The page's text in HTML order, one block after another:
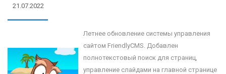
21.07.2022
Летнее обновление системы управления
сайтом FriendlyCMS. Добавлен
полнотекстовый поиск для страниц,
управление слайдами на главной странице